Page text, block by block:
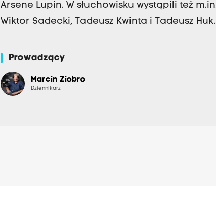
Arsene Lupin. W słuchowisku wystąpili też
Wiktor Sadecki, Tadeusz Kwinta i Tadeusz
Prowadzący
Marcin Ziobro
Dziennikarz